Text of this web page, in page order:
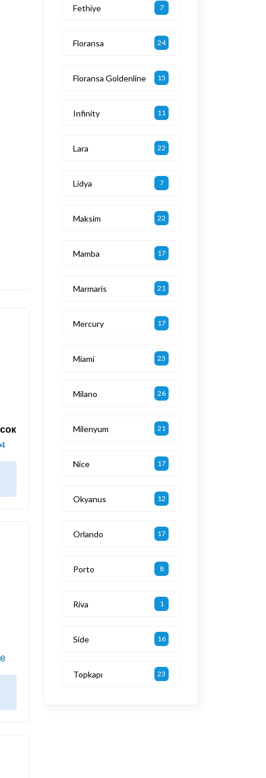
Fethiye 7
Floransa 24
Floransa Goldenline 15
Infinity 11
Lara 22
Lidya 7
Maksim 22
Mamba 17
Marmaris 21
Mercury 17
Miami 23
Milano 26
Milenyum 21
Nice 17
Okyanus 12
Orlando 17
Porto 8
Riva 1
Side 16
Topkapı 23